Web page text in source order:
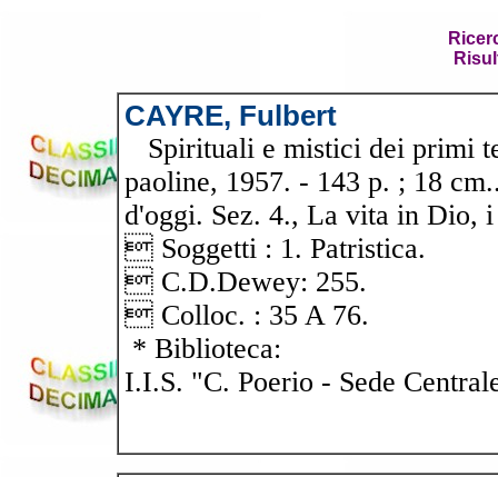
CAYRE, Fulbert
Spirituali e mistici dei primi
paoline, 1957. - 143 p. ; 18
d'oggi. Sez. 4., La vita in Dio,
 Soggetti : 1. Patristica.
 C.D.Dewey: 255.
 Colloc. : 35 A 76.
* Biblioteca:
I.I.S. "C. Poerio - Sede